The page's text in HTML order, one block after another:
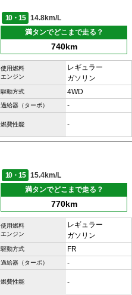
10・15
14.8km/L
満タンでどこまで走る？
740km
使用燃料
エンジン
レギュラー
ガソリン
駆動方式 4WD
過給器（ターボ） -
燃費性能 -
10・15
15.4km/L
満タンでどこまで走る？
770km
使用燃料
エンジン
レギュラー
ガソリン
駆動方式 FR
過給器（ターボ） -
燃費性能 -